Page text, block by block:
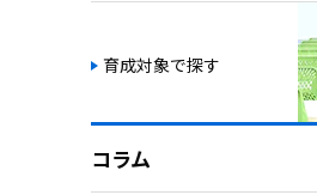
育成対象で探す
コラム